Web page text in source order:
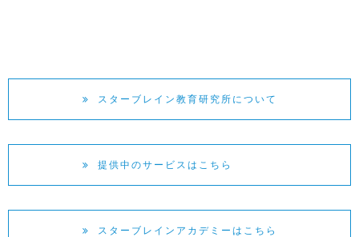
スターブレイン教育研究所について
提供中のサービスはこちら
スターブレインアカデミーはこちら